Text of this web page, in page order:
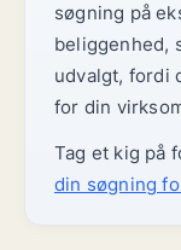
søgning på
beliggenhed,
udvalgt, fordi
for din
Tag et kig på
din søgning